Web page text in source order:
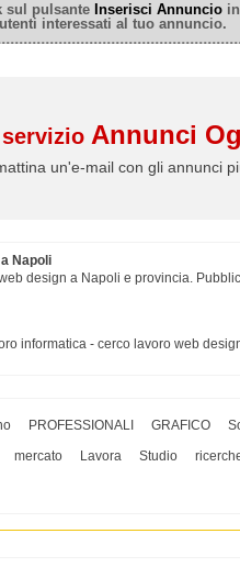
sul pulsante Inserisci Annuncio
interessati al tuo annuncio.
Annunci
un'e-mail con gli annunci
Napoli
design a Napoli e provincia.
informatica - cerco lavoro web
PROFESSIONALI GRAFICO
mercato Lavora Studio